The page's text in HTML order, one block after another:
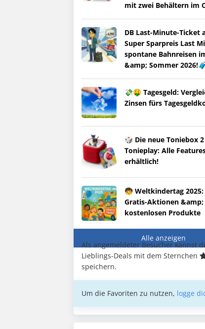
mit zwei Behältern im
DB Last-Minute-Ticket
Super Sparpreis Last
spontane Bahnreisen
&amp; Sommer 2026!🧳
💸🤑 Tagesgeld:
Zinsen fürs
🎲 Die neue Toniebox
Tonieplay: Alle
erhältlich!
🧒 Weltkindertag
Gratis-Aktionen &amp;
kostenlosen Produkte
Alle anzeigen
Als angemeldeter Besucher kannst
Lieblings-Deals mit dem Sternchen
speichern.
Um die Favoriten zu nutzen, logge